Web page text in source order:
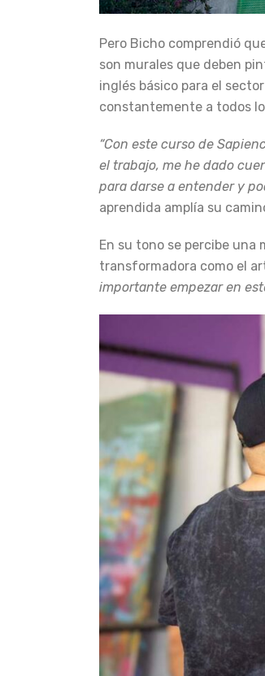
Pero Bicho comprendió
son murales que deben
inglés básico para el
constantemente a todos
“Con este curso de
el trabajo, me he dado
para darse a entender y
aprendida amplía su
En su tono se percibe una
transformadora como el
importante empezar en